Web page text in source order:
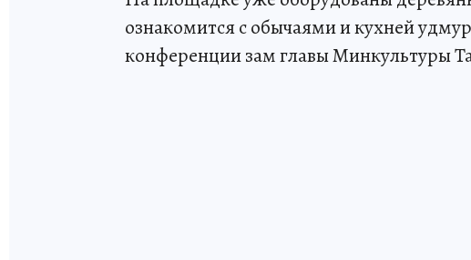
ознакомится с обычаями и кухней
конференции зам главы Минкультуры